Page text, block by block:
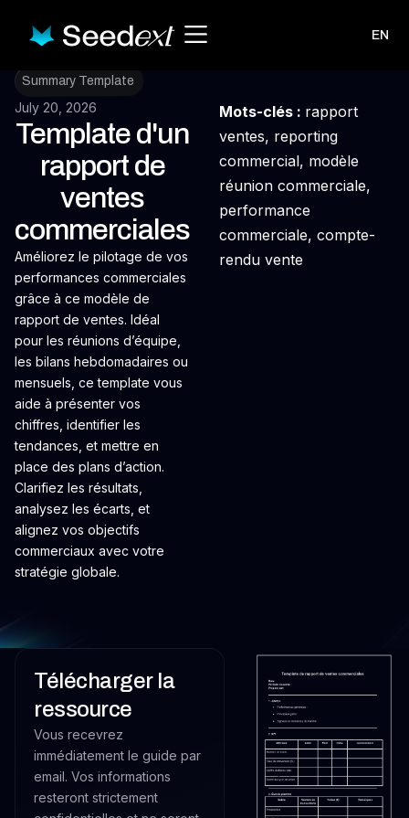
EN
Summary Template
July 20, 2026
Template d'un
rapport de
ventes
commerciales
Améliorez le pilotage de vos
performances commerciales
grâce à ce modèle de
rapport de ventes. Idéal
pour les réunions d’équipe,
les bilans hebdomadaires ou
mensuels, ce template vous
aide à présenter vos
chiffres, identifier les
tendances, et mettre en
place des plans d’action.
Clarifiez les résultats,
analysez les écarts, et
alignez vos objectifs
commerciaux avec votre
stratégie globale.
Mots-clés : rapport
ventes, reporting
commercial, modèle
réunion commerciale,
performance
commerciale, compte-
rendu vente
Télécharger la
ressource
Vous recevrez
immédiatement le guide par
email. Vos informations
resteront strictement